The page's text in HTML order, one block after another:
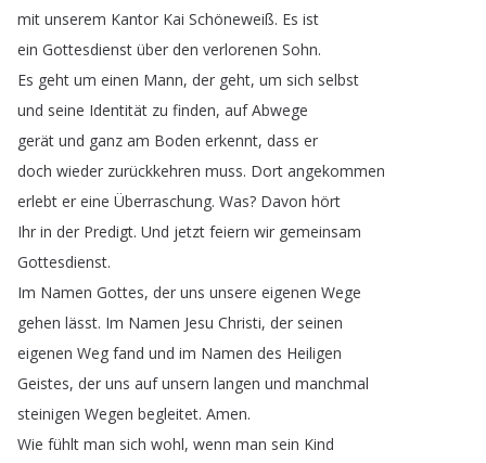
mit unserem Kantor Kai Schöneweiß. Es ist
ein Gottesdienst über den verlorenen Sohn.
Es geht um einen Mann, der geht, um sich selbst
und seine Identität zu finden, auf Abwege
gerät und ganz am Boden erkennt, dass er
doch wieder zurückkehren muss. Dort angekommen
erlebt er eine Überraschung. Was? Davon hört
Ihr in der Predigt. Und jetzt feiern wir gemeinsam
Gottesdienst.
Im Namen Gottes, der uns unsere eigenen Wege
gehen lässt. Im Namen Jesu Christi, der seinen
eigenen Weg fand und im Namen des Heiligen
Geistes, der uns auf unsern langen und manchmal
steinigen Wegen begleitet. Amen.
Wie fühlt man sich wohl, wenn man sein Kind